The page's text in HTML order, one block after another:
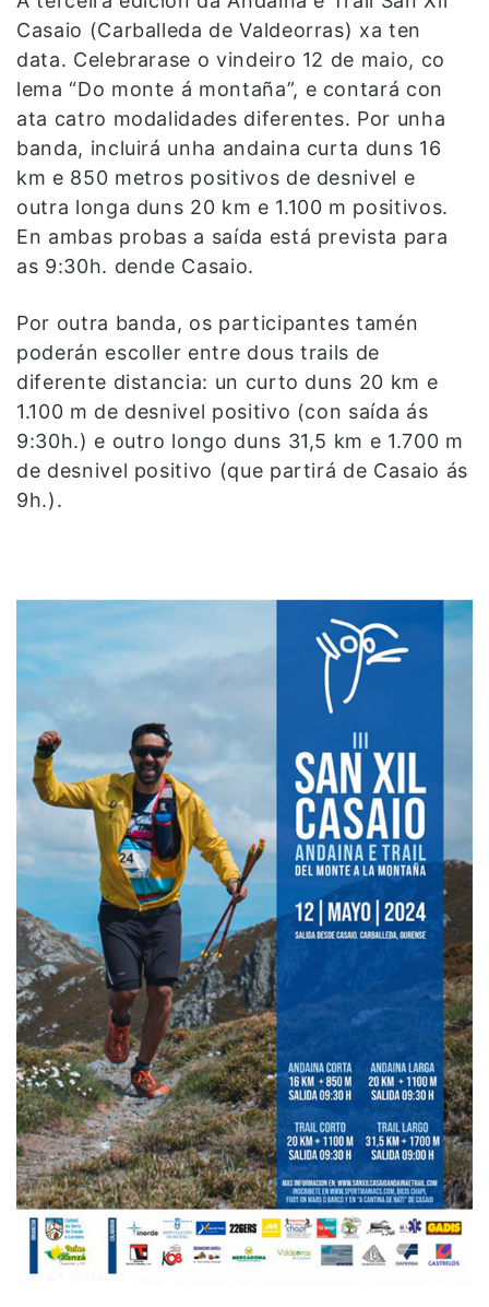
Casaio (Carballeda de Valdeorras) xa ten
data. Celebrarase o vindeiro 12 de maio, co
lema “Do monte á montaña”, e contará con
ata catro modalidades diferentes. Por unha
banda, incluirá unha andaina curta duns 16
km e 850 metros positivos de desnivel e
outra longa duns 20 km e 1.100 m positivos.
En ambas probas a saída está prevista para
as 9:30h. dende Casaio.
Por outra banda, os participantes tamén
poderán escoller entre dous trails de
diferente distancia: un curto duns 20 km e
1.100 m de desnivel positivo (con saída ás
9:30h.) e outro longo duns 31,5 km e 1.700 m
de desnivel positivo (que partirá de Casaio ás
9h.).